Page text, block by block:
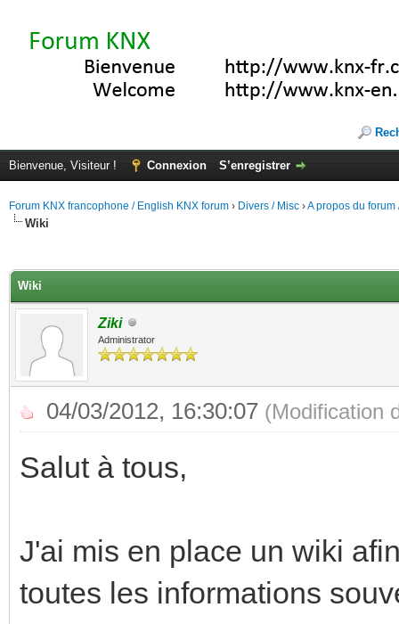
Bienvenue, Visiteur ! Connexion S’enregistrer
Forum KNX francophone / English KNX forum › Divers / Misc ›A propos du forum
Wiki
Wiki
Ziki
Administrator
04/03/2012, 16:30:07 (Modification
Salut à tous,
J'ai mis en place un wiki
toutes les informations